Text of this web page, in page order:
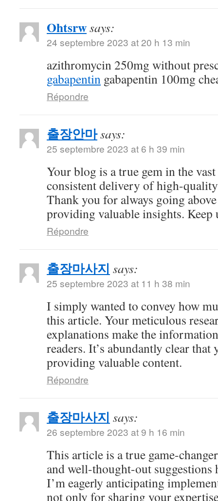
Ohtsrwsays:
24 septembre 2023 at 20 h 13 min
azithromycin 250mg without
gabapentin gabapentin 100mg
Répondre
출장안마says:
25 septembre 2023 at 6 h 39 min
Your blog is a true gem in the
consistent delivery of high-
Thank you for always going
providing valuable insights.
Répondre
출장마사지 says:
25 septembre 2023 at 11 h 38 min
I simply wanted to convey how
this article. Your meticulous
explanations make the
readers. It’s abundantly clear that
providing valuable content.
Répondre
출장마사지 says:
26 septembre 2023 at 9 h 16 min
This article is a true game-
and well-thought-out
I’m eagerly anticipating
not only for sharing your